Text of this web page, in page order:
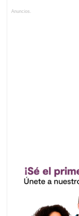
Anuncios.